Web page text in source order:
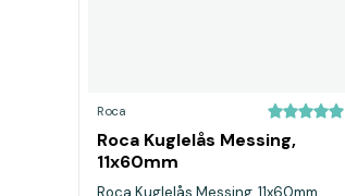
Roca
Roca Kuglelås Messing,
11x60mm
Roca Kuglelås Messing, 11x60mm